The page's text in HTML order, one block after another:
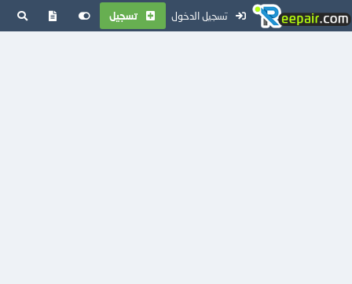
تسجيل الدخول تسجيل